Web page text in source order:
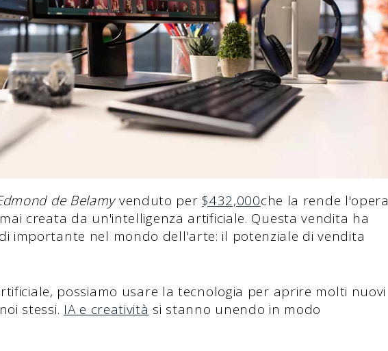
de Belamyvenduto per $432,000che la rende l'opera
creata da un'intelligenza artificiale. Questa vendita ha
importante nel mondo dell'arte: il potenziale di vendita
possiamo usare la tecnologia per aprire molti nuovi
stessi. IA e creatività si stanno unendo in modo